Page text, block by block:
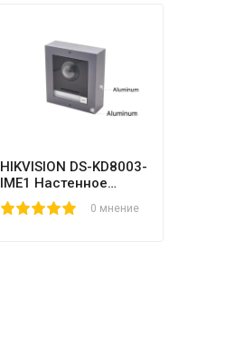
HIKVISION DS-KD8003-
IME1 Настенное
крепление
0 мнение